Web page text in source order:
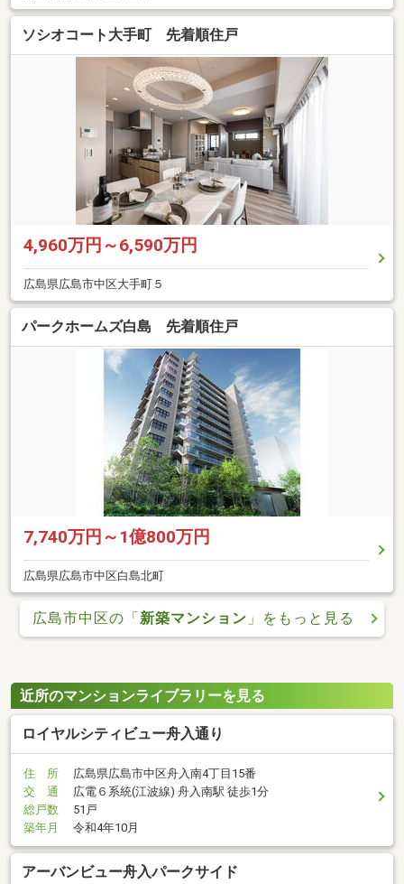
ソシオコート大手町 先着順住戸
4,960万円～6,590万円
広島県広島市中区大手町５
パークホームズ白島 先着順住戸
7,740万円～1億800万円
広島県広島市中区白島北町
広島市中区の「新築マンション 」をもっと見る
近所のマンションライブラリーを見る
ロイヤルシティビュー舟入通り
住 所
広島県広島市中区舟入南4丁目15番
交 通
広電６系統(江波線) 舟入南駅 徒歩1分
総戸数
51戸
築年月
令和4年10月
アーバンビュー舟入パークサイド